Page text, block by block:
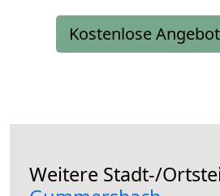
Kostenlose
Weitere Stadt-/